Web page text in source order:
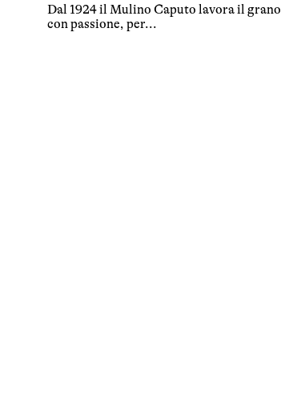
Dal 1924 il Mulino Caputo lavora il grano
con passione, per...